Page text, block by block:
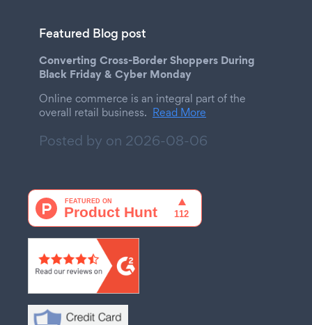
Featured Blog post
Converting Cross-Border Shoppers During
Black Friday & Cyber Monday
Online commerce is an integral part of the
overall retail business. Read More
Posted by on 2026-08-06